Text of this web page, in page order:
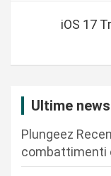
iOS 17
Ultime news
Plungeez
combattimenti